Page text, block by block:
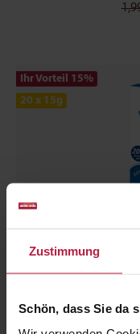
Zustimmung
Schön, dass Sie da
Ihr Vorteil 15%
20 x 15g